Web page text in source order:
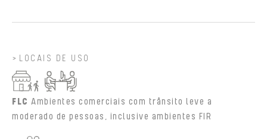
LOCAIS DE USO
FLC Ambientes comerciais com trânsito leve a
moderado de pessoas, inclusive ambientes FIR